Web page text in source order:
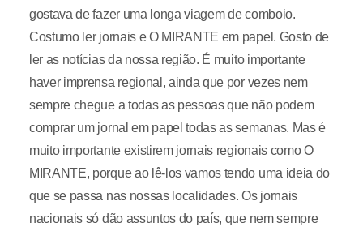
gostava de fazer uma longa viagem de comboio.
Costumo ler jornais e O MIRANTE em papel. Gosto de
ler as notícias da nossa região. É muito importante
haver imprensa regional, ainda que por vezes nem
sempre chegue a todas as pessoas que não podem
comprar um jornal em papel todas as semanas. Mas é
muito importante existirem jornais regionais como O
MIRANTE, porque ao lê-los vamos tendo uma ideia do
que se passa nas nossas localidades. Os jornais
nacionais só dão assuntos do país, que nem sempre